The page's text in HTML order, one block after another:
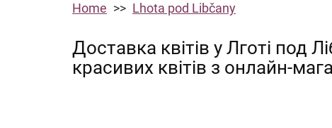
Home Lhota pod Libčany
Доставка квітів у Лготі под
красивих квітів з онлайн-